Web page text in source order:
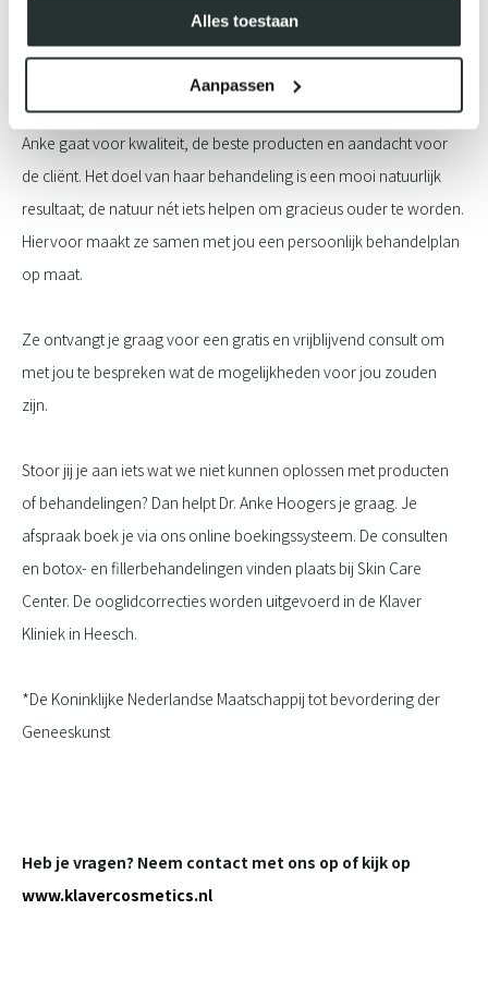
Alles toestaan
Aanpassen
veilig en kundig uit te voeren. In Oisterwijk runt ze haar eigen
vestiging van Klaver Cosmetics, hét expertise centrum voor
injectablebehandelingen en cosmetische chirurgie.
Anke gaat voor kwaliteit, de beste producten en aandacht voor
de cliënt. Het doel van haar behandeling is een mooi natuurlijk
resultaat; de natuur nét iets helpen om gracieus ouder te worden.
Hiervoor maakt ze samen met jou een persoonlijk behandelplan
op maat.
Ze ontvangt je graag voor een gratis en vrijblijvend consult om
met jou te bespreken wat de mogelijkheden voor jou zouden
zijn.
Stoor jij je aan iets wat we niet kunnen oplossen met producten
of behandelingen? Dan helpt Dr. Anke Hoogers je graag. Je
afspraak boek je via ons online boekingssysteem. De consulten
en botox- en fillerbehandelingen vinden plaats bij Skin Care
Center. De ooglidcorrecties worden uitgevoerd in de Klaver
Kliniek in Heesch.
*De Koninklijke Nederlandse Maatschappij tot bevordering der
Geneeskunst
Heb je vragen? Neem contact met ons op of kijk op
www.klavercosmetics.nl